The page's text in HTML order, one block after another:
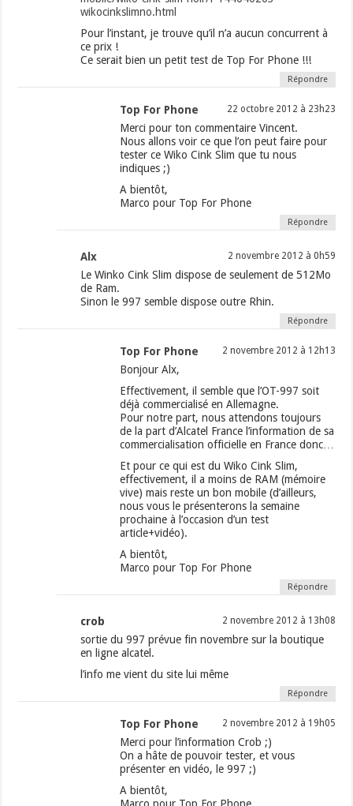
wikocinkslimno.html
Pour l’instant, je trouve qu’il n’a aucun concurrent à
ce prix !
Ce serait bien un petit test de Top For Phone !!!
Répondre
Top For Phone 22 octobre 2012 à 23h23
Merci pour ton commentaire Vincent.
Nous allons voir ce que l’on peut faire pour
tester ce Wiko Cink Slim que tu nous
indiques ;)
A bientôt,
Marco pour Top For Phone
Répondre
Alx 2 novembre 2012 à 0h59
Le Winko Cink Slim dispose de seulement de 512Mo
de Ram.
Sinon le 997 semble dispose outre Rhin.
Répondre
Top For Phone 2 novembre 2012 à 12h13
Bonjour Alx,
Effectivement, il semble que l’OT-997 soit
déjà commercialisé en Allemagne.
Pour notre part, nous attendons toujours
de la part d’Alcatel France l’information de sa
commercialisation officielle en France donc…
Et pour ce qui est du Wiko Cink Slim,
effectivement, il a moins de RAM (mémoire
vive) mais reste un bon mobile (d’ailleurs,
nous vous le présenterons la semaine
prochaine à l’occasion d’un test
article+vidéo).
A bientôt,
Marco pour Top For Phone
Répondre
crob 2 novembre 2012 à 13h08
sortie du 997 prévue fin novembre sur la boutique
en ligne alcatel.
l’info me vient du site lui même
Répondre
Top For Phone 2 novembre 2012 à 19h05
Merci pour l’information Crob ;)
On a hâte de pouvoir tester, et vous
présenter en vidéo, le 997 ;)
A bientôt,